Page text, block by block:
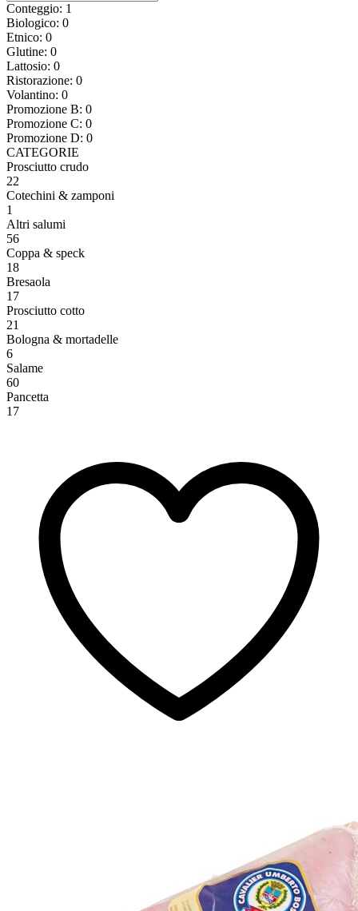
Conteggio: 1
Biologico: 0
Etnico: 0
Glutine: 0
Lattosio: 0
Ristorazione: 0
Volantino: 0
Promozione B: 0
Promozione C: 0
Promozione D: 0
CATEGORIE
Prosciutto crudo
22
Cotechini & zamponi
1
Altri salumi
56
Coppa & speck
18
Bresaola
17
Prosciutto cotto
21
Bologna & mortadelle
6
Salame
60
Pancetta
17